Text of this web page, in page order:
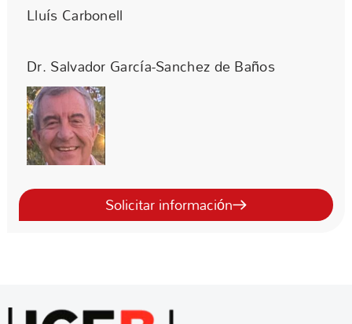
Lluís Carbonell
Dr. Salvador García-Sanchez de Baños
Solicitar información